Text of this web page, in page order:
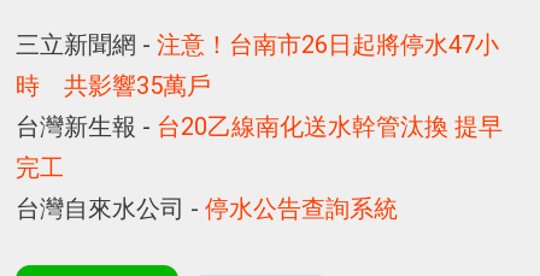
三立新聞網 -注意！台南市26日起將停水47小
時 共影響35萬戶
台灣新生報 - 台20乙線南化送水幹管汰換 提早
完工
台灣自來水公司 -停水公告查詢系統